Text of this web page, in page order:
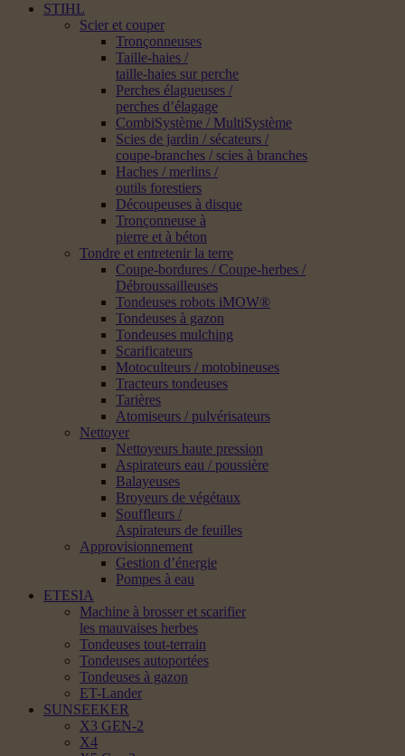
STIHL
Scier et couper
Tronçonneuses
Taille-haies /
taille-haies sur perche
Perches élagueuses /
perches d’élagage
CombiSystème / MultiSystème
Scies de jardin / sécateurs /
coupe-branches / scies à branches
Haches / merlins /
outils forestiers
Découpeuses à disque
Tronçonneuse à
pierre et à béton
Tondre et entretenir la terre
Coupe-bordures / Coupe-herbes /
Débroussailleuses
Tondeuses robots iMOW®
Tondeuses à gazon
Tondeuses mulching
Scarificateurs
Motoculteurs / motobineuses
Tracteurs tondeuses
Tarières
Atomiseurs / pulvérisateurs
Nettoyer
Nettoyeurs haute pression
Aspirateurs eau / poussière
Balayeuses
Broyeurs de végétaux
Souffleurs /
Aspirateurs de feuilles
Approvisionnement
Gestion d’énergie
Pompes à eau
ETESIA
Machine à brosser et scarifier
les mauvaises herbes
Tondeuses tout-terrain
Tondeuses autoportées
Tondeuses à gazon
ET-Lander
SUNSEEKER
X3 GEN-2
X4